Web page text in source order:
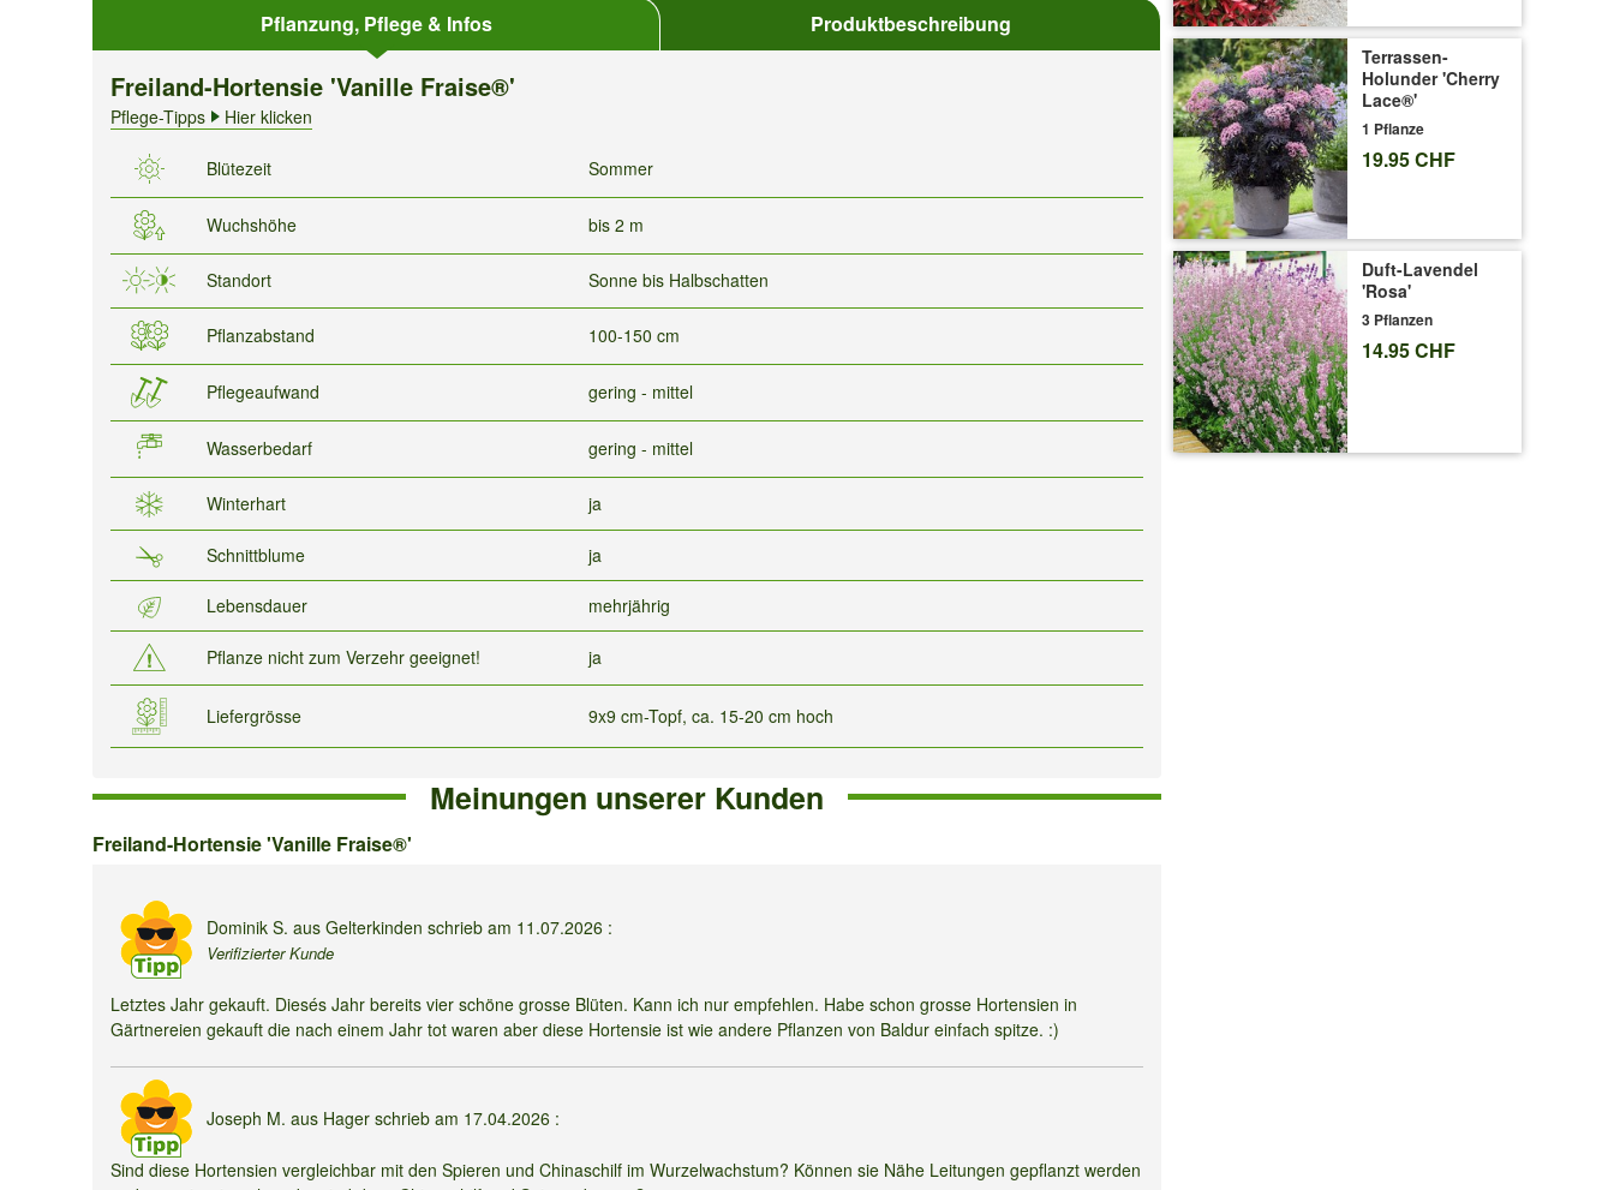
Pflanzung, Pflege & Infos Produktbeschreibung
Freiland-Hortensie 'Vanille Fraise®'
Pflege-Tipps Hier klicken
Blütezeit Sommer
Wuchshöhe bis 2 m
Standort Sonne bis Halbschatten
Pflanzabstand 100-150 cm
Pflegeaufwand gering - mittel
Wasserbedarf gering - mittel
Winterhart ja
Schnittblume ja
Lebensdauer mehrjährig
Pflanze nicht zum Verzehr geeignet! ja
Liefergrösse 9x9 cm-Topf, ca. 15-20 cm hoch
Meinungen unserer Kunden
Freiland-
'Vanille
Fraise®'
Freiland-Hortensie 'Vanille Fraise®'
Dominik S. aus Gelterkinden schrieb am 11.07.2026 :
Verifizierter Kunde
Letztes Jahr gekauft. Diesés Jahr bereits vier schöne grosse Blüten. Kann ich nur empfehlen. Habe schon grosse Hortensien in
Gärtnereien gekauft die nach einem Jahr tot waren aber diese Hortensie ist wie andere Pflanzen von Baldur einfach spitze. :)
Joseph M. aus Hager schrieb am 17.04.2026 :
Sind diese Hortensien vergleichbar mit den Spieren und Chinaschilf im Wurzelwachstum? Können sie Nähe Leitungen gepflanzt werden
Terrassen-
Holunder 'Cherry
Lace®'
1 Pflanze
19.95 CHF
Duft-Lavendel
'Rosa'
3 Pflanzen
14.95 CHF